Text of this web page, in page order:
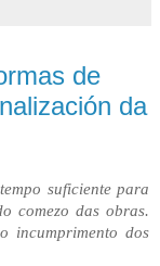
de
da
suficiente para
comezo das obras.
incumprimento dos